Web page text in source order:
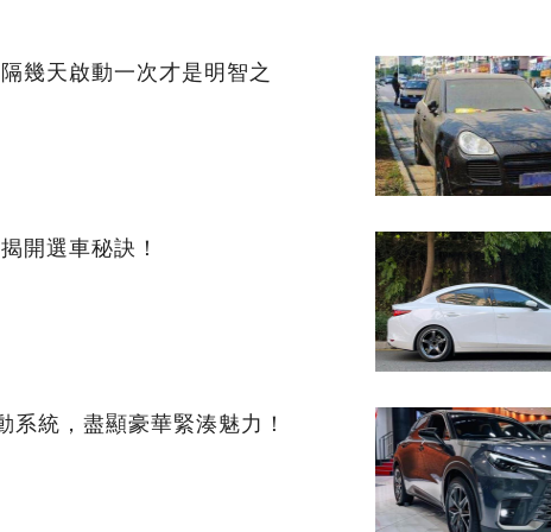
幾天啟動一次才是明智之
開選車秘訣！
統，盡顯豪華緊湊魅力！